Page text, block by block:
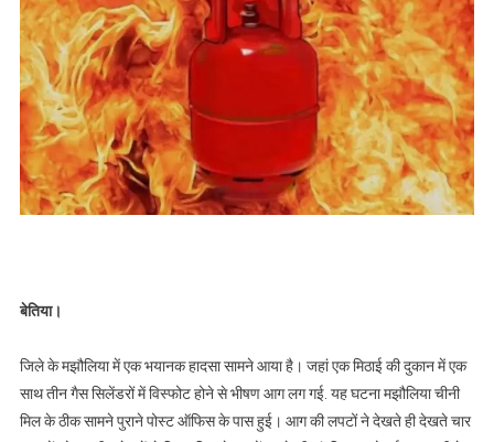
बेतिया।
जिले के मझौलिया में एक भयानक हादसा सामने आया है। जहां एक मिठाई की दुकान में एक
साथ तीन गैस सिलेंडरों में विस्फोट होने से भीषण आग लग गई. यह घटना मझौलिया चीनी
मिल के ठीक सामने पुराने पोस्ट ऑफिस के पास हुई। आग की लपटों ने देखते ही देखते चार